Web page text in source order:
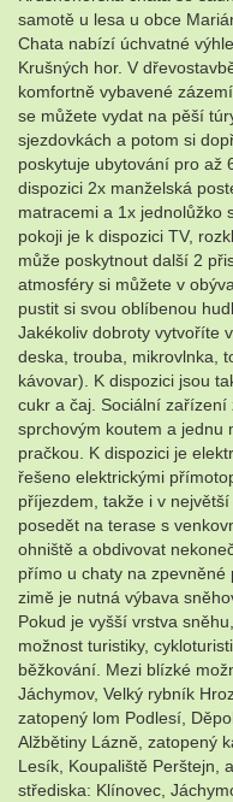
samotě u lesa u obce
Chata nabízí úchvatné
Krušných hor. V
komfortně vybavené
se můžete vydat na pěší
sjezdovkách a potom si
poskytuje ubytování pro až
dispozici 2x manželská
matracemi a 1x jednolůžko
pokoji je k dispozici TV,
může poskytnout další 2
atmosféry si můžete v
pustit si svou oblíbenou
Jakékoliv dobroty vytvoříte
deska, trouba, mikrovlnka,
kávovar). K dispozici jsou
cukr a čaj. Sociální
sprchovým koutem a jednu
pračkou. K dispozici je
řešeno elektrickými
příjezdem, takže i v
posedět na terase s
ohniště a obdivovat
přímo u chaty na
zimě je nutná výbava
Pokud je vyšší vrstva
možnost turistiky,
běžkování. Mezi blízké
Jáchymov, Velký rybník
zatopený lom Podlesí,
Alžbětiny Lázně, zatopený
Lesík, Koupaliště Perštejn,
střediska: Klínovec,